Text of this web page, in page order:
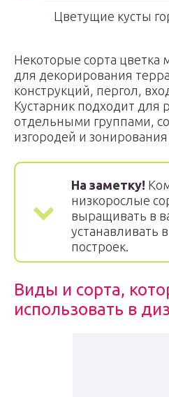
Цветущие кусты
Некоторые сорта цветка
для декорирования
конструкций, пергол,
Кустарник подходит для
отдельными группами,
изгородей и
На заметку!
низкорослые
выращивать в
устанавливать
построек.
Виды и сорта,
использовать в